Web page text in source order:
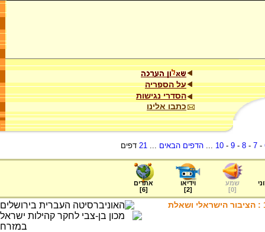
על הספריה
הסדרי נגישות
כתבו אלינו
-
7
-
8
-
9
-
10
...הדפים הבאים ...
21 דפים
שמע
[
0
]
וידיאו
[
2
]
אתרים
[
6
]
מגמות היסוד ודפוסי העלייה 1967-1948 : הציבור הישראלי ושאלת